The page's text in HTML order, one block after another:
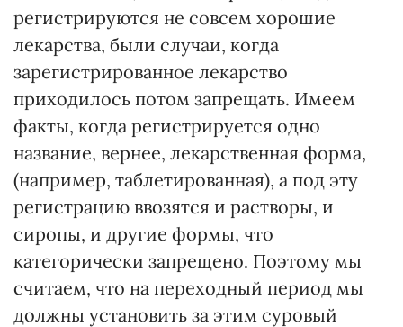
регистрируются не совсем хорошие
лекарства, были случаи, когда
зарегистрированное лекарство
приходилось потом запрещать. Имеем
факты, когда регистрируется одно
название, вернее, лекарственная форма,
(например, таблетированная), а под эту
регистрацию ввозятся и растворы, и
сиропы, и другие формы, что
категорически запрещено. Поэтому мы
считаем, что на переходный период мы
должны установить за этим суровый